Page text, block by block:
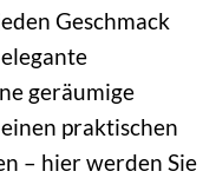
Geschmack
geräumige
praktischen
– hier werden Sie